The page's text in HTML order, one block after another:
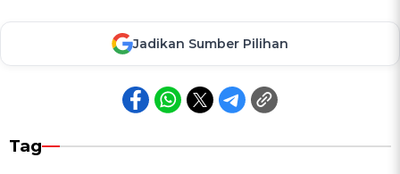
Jadikan Sumber Pilihan
Tag